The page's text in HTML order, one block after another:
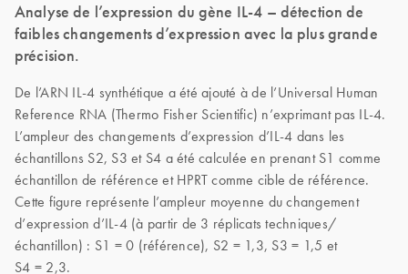
Analyse de l’expression du gène IL-4 – détection de
faibles changements d’expression avec la plus grande
précision.
De l’ARN IL-4 synthétique a été ajouté à de l’Universal Human
Reference RNA (Thermo Fisher Scientific) n’exprimant pas IL-4.
L’ampleur des changements d’expression d’IL-4 dans les
échantillons S2, S3 et S4 a été calculée en prenant S1 comme
échantillon de référence et HPRT comme cible de référence.
Cette figure représente l’ampleur moyenne du changement
d’expression d’IL-4 (à partir de 3 réplicats techniques/
échantillon) : S1 = 0 (référence), S2 = 1,3, S3 = 1,5 et
S4 = 2,3.